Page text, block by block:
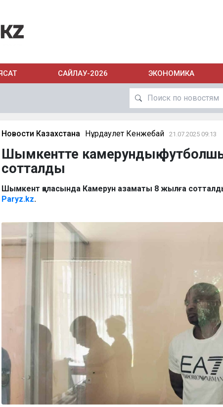
САЙЛАУ-2026 ЭКОНОМИКА
Новости Казахстана Нұрдаулет Кенжебай 21.07.2025 09:13
Шымкентте камерундық
сотталды
Шымкент қаласында Камерун азаматы 8 жылға
Paryz.kz.